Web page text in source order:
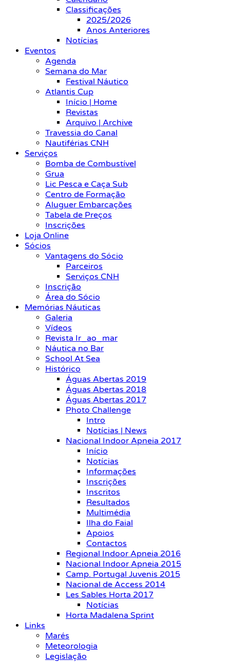
Classificações
2025/2026
Anos Anteriores
Notícias
Eventos
Agenda
Semana do Mar
Festival Náutico
Atlantis Cup
Início | Home
Revistas
Arquivo | Archive
Travessia do Canal
Nautiférias CNH
Serviços
Bomba de Combustível
Grua
Lic Pesca e Caça Sub
Centro de Formação
Aluguer Embarcações
Tabela de Preços
Inscrições
Loja Online
Sócios
Vantagens do Sócio
Parceiros
Serviços CNH
Inscrição
Área do Sócio
Memórias Náuticas
Galeria
Vídeos
Revista Ir_ao_mar
Náutica no Bar
School At Sea
Histórico
Águas Abertas 2019
Águas Abertas 2018
Águas Abertas 2017
Photo Challenge
Intro
Notícias | News
Nacional Indoor Apneia 2017
Início
Notícias
Informações
Inscrições
Inscritos
Resultados
Multimédia
Ilha do Faial
Apoios
Contactos
Regional Indoor Apneia 2016
Nacional Indoor Apneia 2015
Camp. Portugal Juvenis 2015
Nacional de Access 2014
Les Sables Horta 2017
Notícias
Horta Madalena Sprint
Links
Marés
Meteorologia
Legislação